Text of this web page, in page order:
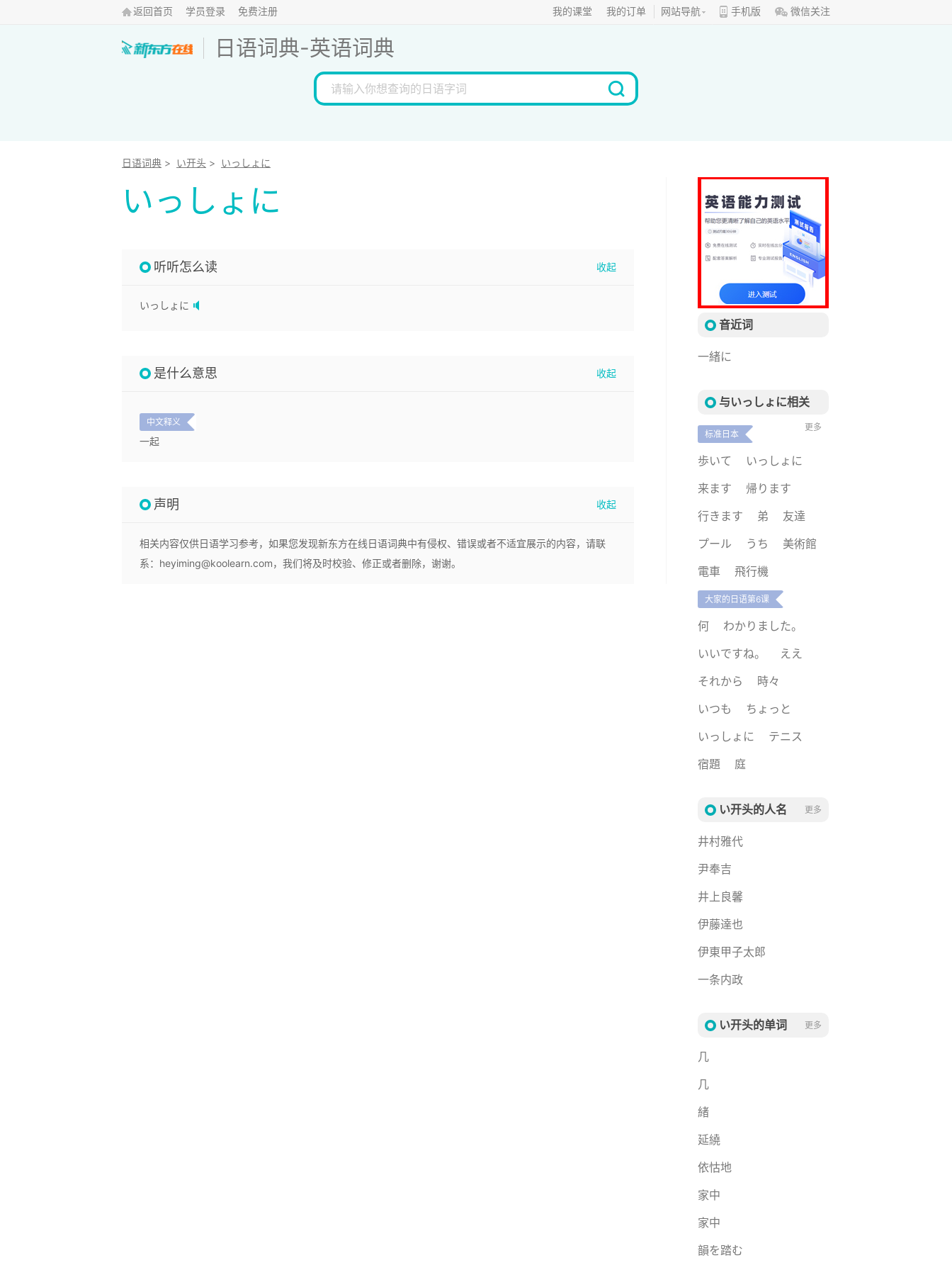
返回首页 学员登录 免费注册 我的课堂 我的订单 网站导航 手机版 微信关注
日语词典-英语词典
日语词典 > い开头 > いっしょに
いっしょに
听听怎么读
いっしょに
是什么意思
中文释义
一起
声明
相关内容仅供日语学习参考，如果您发现新东方在线日语词典中有侵权、错误或者不适宜展示的内容，请联
系：heyiming@koolearn.com，我们将及时校验、修正或者删除，谢谢。
音近词
一緒に
与いっしょに相关
更多
标准日本
歩いて
いっしょに
来ます
帰ります
行きます
弟
友達
プール
うち
美術館
電車
飛行機
大家的日语第6课
何
わかりました。
いいですね。
ええ
それから
時々
いつも
ちょっと
いっしょに
テニス
宿題
庭
い开头的人名 更多
井村雅代
尹奉吉
井上良馨
伊藤達也
伊東甲子太郎
一条内政
い开头的单词 更多
几
几
緒
延繞
依怙地
家中
家中
韻を踏む